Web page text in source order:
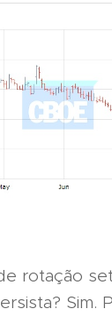
rotação
Sim.